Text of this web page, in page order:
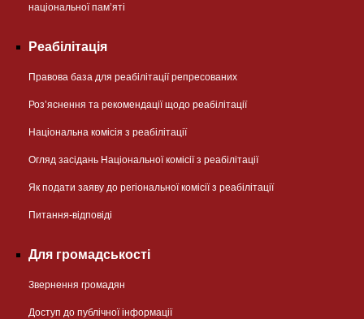
національної памʼяті
Реабілітація
Правова база для реабілітації репресованих
Розʼяснення та рекомендації щодо реабілітації
Національна комісія з реабілітації
Огляд засідань Національної комісії з реабілітації
Як подати заяву до регіональної комісії з реабілітації
Питання-відповіді
Для громадськості
Звернення громадян
Доступ до публічної інформації